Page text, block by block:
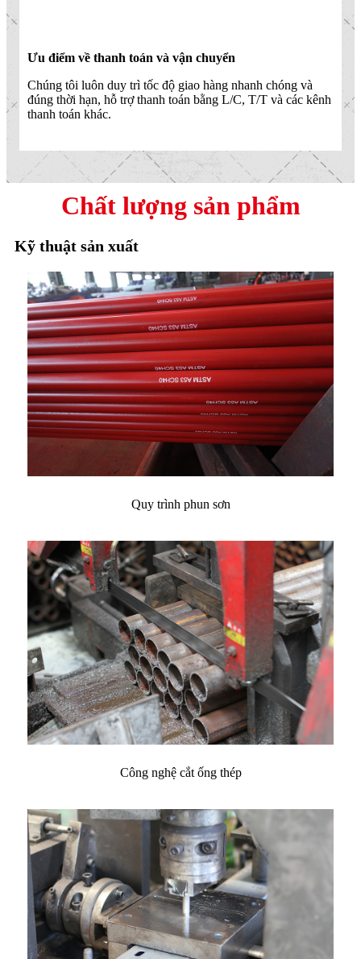
Ưu điểm về thanh toán và vận chuyển
Chúng tôi luôn duy trì tốc độ giao hàng nhanh chóng và
đúng thời hạn, hỗ trợ thanh toán bằng L/C, T/T và các kênh
thanh toán khác.
Chất lượng sản phẩm
Kỹ thuật sản xuất
Quy trình phun sơn
Công nghệ cắt ống thép